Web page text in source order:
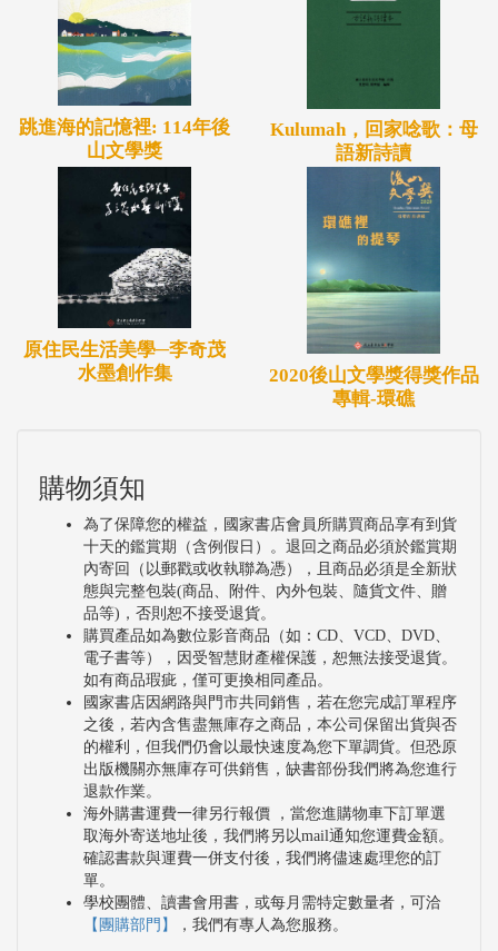
跳進海的記憶裡: 114年後
山文學獎
Kulumah，回家唸歌：母
語新詩讀
原住民生活美學─李奇茂
水墨創作集
2020後山文學獎得獎作品
專輯-環礁
購物須知
為了保障您的權益，國家書店會員所購買商品享有到貨
十天的鑑賞期（含例假日）。退回之商品必須於鑑賞期
內寄回（以郵戳或收執聯為憑），且商品必須是全新狀
態與完整包裝(商品、附件、內外包裝、隨貨文件、贈
品等)，否則恕不接受退貨。
購買產品如為數位影音商品（如：CD、VCD、DVD、
電子書等），因受智慧財產權保護，恕無法接受退貨。
如有商品瑕疵，僅可更換相同產品。
國家書店因網路與門市共同銷售，若在您完成訂單程序
之後，若內含售盡無庫存之商品，本公司保留出貨與否
的權利，但我們仍會以最快速度為您下單調貨。但恐原
出版機關亦無庫存可供銷售，缺書部份我們將為您進行
退款作業。
海外購書運費一律另行報價 ，當您進購物車下訂單選
取海外寄送地址後，我們將另以mail通知您運費金額。
確認書款與運費一併支付後，我們將儘速處理您的訂
單。
學校團體、讀書會用書，或每月需特定數量者，可洽
【團購部門】
，我們有專人為您服務。